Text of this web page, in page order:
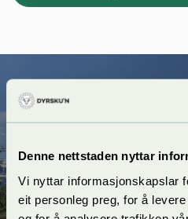
Denne nettstaden nyttar
Vi nyttar informasjonskapslar
eit personleg preg, for å
oversikt over
området rundt